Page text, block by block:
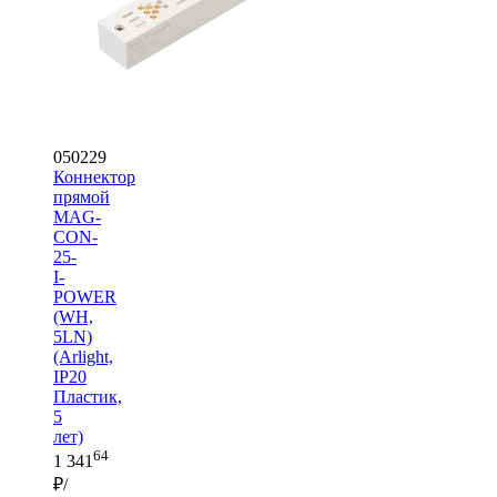
050229
Коннектор
прямой
MAG-
CON-
25-
I-
POWER
(WH,
5LN)
(Arlight,
IP20
Пластик,
5
лет)
1 34164
₽/